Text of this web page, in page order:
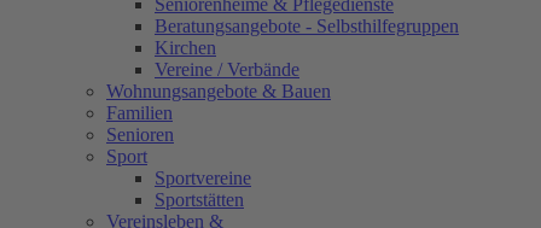
Seniorenheime & Pflegedienste
Beratungsangebote - Selbsthilfegruppen
Kirchen
Vereine / Verbände
Wohnungsangebote & Bauen
Familien
Senioren
Sport
Sportvereine
Sportstätten
Vereinsleben &